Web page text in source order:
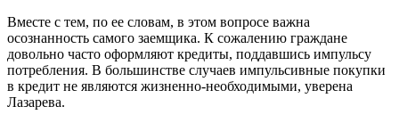
Вместе с тем, по ее словам, в этом вопросе важна
осознанность самого заемщика. К сожалению граждане
довольно часто оформляют кредиты, поддавшись импульсу
потребления. В большинстве случаев импульсивные покупки
в кредит не являются жизненно-необходимыми, уверена
Лазарева.